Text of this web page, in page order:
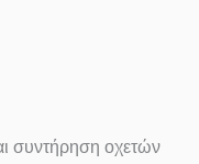
συντήρηση οχετών